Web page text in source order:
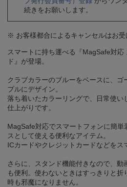
続きをお願いします。
※ お客様都合によるキャンセルはお受
スマートに持ち運べる『MagSafe対
ド』が登場。
クラブカラーのブルーをベースに、ゴ
プルにデザイン。
落ち着いたカラーリングで、日常使い
仕上がりです。
MagSafe対応でスマートフォンに簡単
スとして使える便利なアイテム。
ICカードやクレジットカードなどをス
さらに、スタンド機能付きなので、動
も便利。使わないときはすっきりと
時も邪魔になりません。